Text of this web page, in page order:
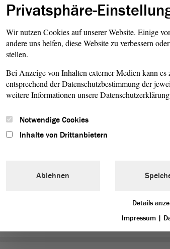
Befragung der
Die Menschen im Land
Teilhabe aller so schnell
Ist der
Entwurf eines Siebten
Verstöße und
Privatsphäre-
Wir nutzen Cookies auf unserer Website. Einige
andere uns helfen, diese Website zu verbessern
stellen.
Bei Anzeige von Inhalten externer Medien kann
entsprechend der Datenschutzbestimmung der
weitere Informationen unsere
Notwendige Cookies
Inhalte von Drittanbietern
Ablehnen
Details
Impressum |